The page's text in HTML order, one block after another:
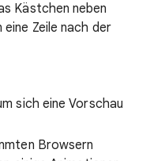
Kästchen neben
eine Zeile nach der
sich eine Vorschau
Browsern